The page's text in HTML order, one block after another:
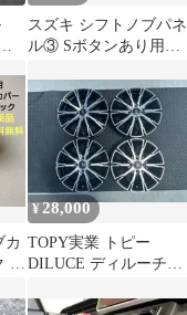
スズキ シフトノブパネ
ル③ Sボタンあり用
ト 新型ハスラー
カ
¥28,000
TOPY実業 トピー
DILUCE ディルーチェ